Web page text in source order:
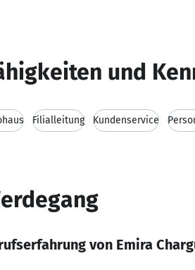
und
Filialleitung Kundenservice
von Emira